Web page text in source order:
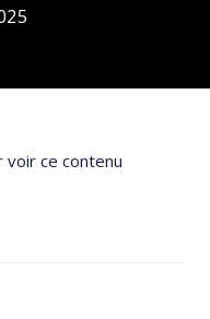
ce contenu